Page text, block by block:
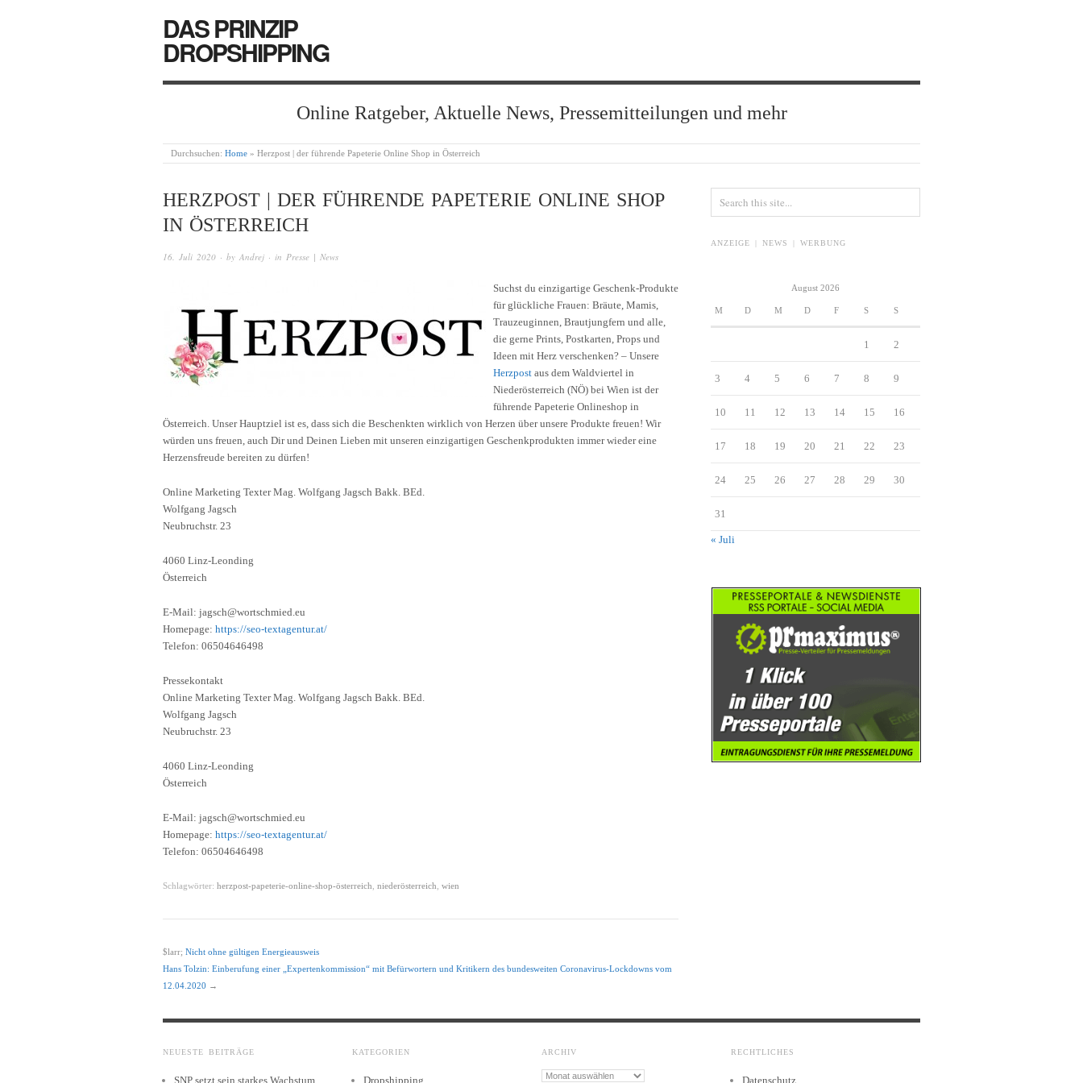
DAS PRINZIP
DROPSHIPPING
Online Ratgeber, Aktuelle News, Pressemitteilungen und mehr
Durchsuchen: Home » Herzpost | der führende Papeterie Online Shop in Österreich
HERZPOST | DER FÜHRENDE PAPETERIE ONLINE SHOP
IN ÖSTERREICH
16. Juli 2020 · by Andrej · in Presse | News
Suchst du einzigartige Geschenk-Produkte
für glückliche Frauen: Bräute, Mamis,
Trauzeuginnen, Brautjungfern und alle,
die gerne Prints, Postkarten, Props und
Ideen mit Herz verschenken? – Unsere
Herzpost aus dem Waldviertel in
Niederösterreich (NÖ) bei Wien ist der
führende Papeterie Onlineshop in
Österreich. Unser Hauptziel ist es, dass sich die Beschenkten wirklich von Herzen über unsere Produkte freuen! Wir
würden uns freuen, auch Dir und Deinen Lieben mit unseren einzigartigen Geschenkprodukten immer wieder eine
Herzensfreude bereiten zu dürfen!
Online Marketing Texter Mag. Wolfgang Jagsch Bakk. BEd.
Wolfgang Jagsch
Neubruchstr. 23
4060 Linz-Leonding
Österreich
E-Mail: jagsch@wortschmied.eu
Homepage: https://seo-textagentur.at/
Telefon: 06504646498
Pressekontakt
Online Marketing Texter Mag. Wolfgang Jagsch Bakk. BEd.
Wolfgang Jagsch
Neubruchstr. 23
4060 Linz-Leonding
Österreich
E-Mail: jagsch@wortschmied.eu
Homepage: https://seo-textagentur.at/
Telefon: 06504646498
Schlagwörter: herzpost-papeterie-online-shop-österreich niederösterreich wien
$larr; Nicht ohne gültigen Energieausweis
Hans Tolzin: Einberufung einer „Expertenkommission“ mit Befürwortern und Kritikern des bundesweiten Coronavirus-Lockdowns vom
12.04.2020 →
ANZEIGE | NEWS | WERBUNG
August 2026
M D M D F S S
1 2
3 4 5 6 7 8 9
10 11 12 13 14 15 16
17 18 19 20 21 22 23
24 25 26 27 28 29 30
31
« Juli
NEUESTE BEITRÄGE
SNP setzt sein starkes Wachstum
KATEGORIEN
Dropshipping
ARCHIV
Archiv
RECHTLICHES
Datenschutz